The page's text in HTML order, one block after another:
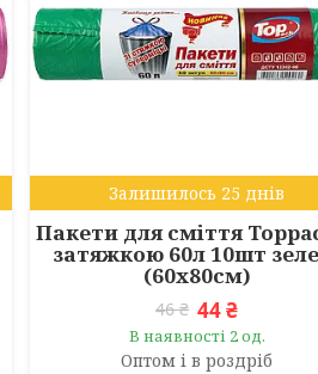
Залишилось 25 днів
Пакети для сміття
затяжкою 60л 10шт
(60х80см)
46 ₴ 44 ₴
В наявності 2 од.
Оптом і в роздріб